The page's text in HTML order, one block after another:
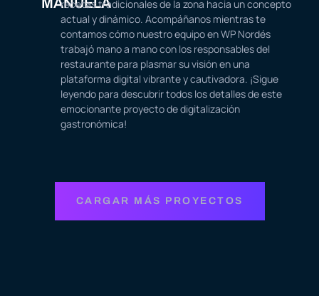
recetas tradicionales de la zona hacia un concepto
actual y dinámico. Acompáñanos mientras te
contamos cómo nuestro equipo en WP Nordés
trabajó mano a mano con los responsables del
restaurante para plasmar su visión en una
plataforma digital vibrante y cautivadora. ¡Sigue
leyendo para descubrir todos los detalles de este
emocionante proyecto de digitalización
gastronómica!
CARGAR MÁS PROYECTOS